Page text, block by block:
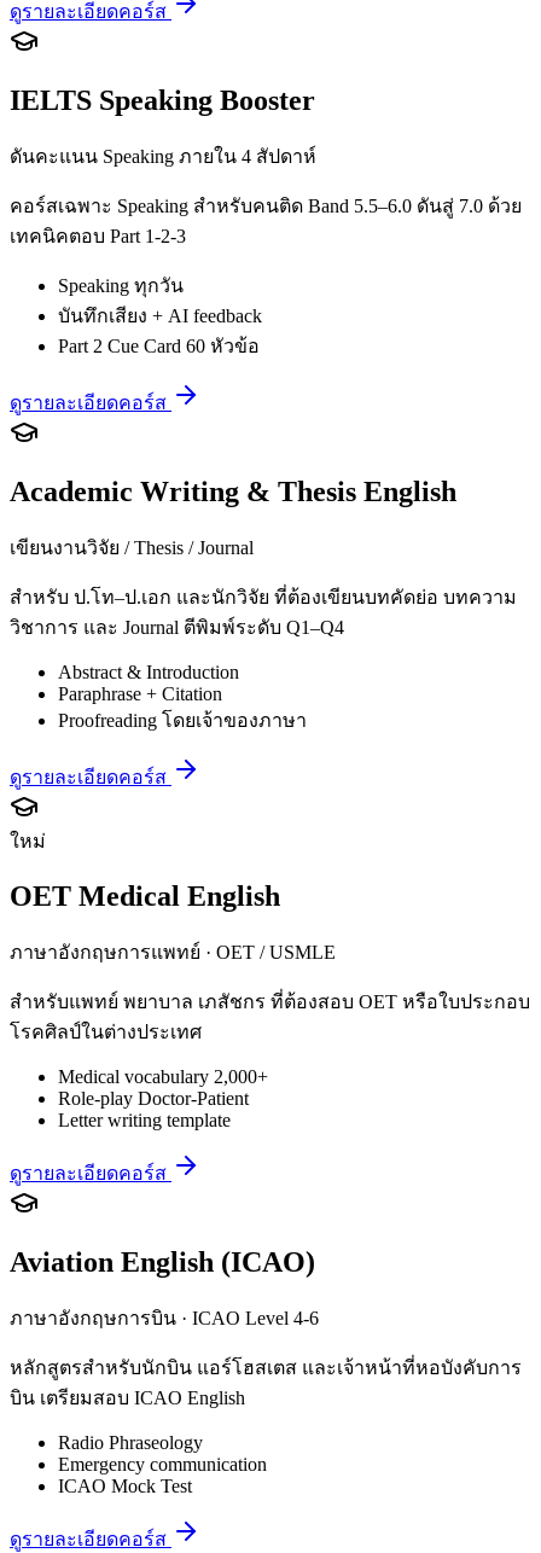
ดูรายละเอียดคอร์ส
IELTS Speaking Booster
ดันคะแนน Speaking ภายใน 4 สัปดาห์
คอร์สเฉพาะ Speaking สำหรับคนติด Band 5.5–6.0 ดันสู่ 7.0 ด้วย
เทคนิคตอบ Part 1-2-3
Speaking ทุกวัน
บันทึกเสียง + AI feedback
Part 2 Cue Card 60 หัวข้อ
ดูรายละเอียดคอร์ส
Academic Writing & Thesis English
เขียนงานวิจัย / Thesis / Journal
สำหรับ ป.โท–ป.เอก และนักวิจัย ที่ต้องเขียนบทคัดย่อ บทความ
วิชาการ และ Journal ตีพิมพ์ระดับ Q1–Q4
Abstract & Introduction
Paraphrase + Citation
Proofreading โดยเจ้าของภาษา
ดูรายละเอียดคอร์ส
ใหม่
OET Medical English
ภาษาอังกฤษการแพทย์ · OET / USMLE
สำหรับแพทย์ พยาบาล เภสัชกร ที่ต้องสอบ OET หรือใบประกอบ
โรคศิลป์ในต่างประเทศ
Medical vocabulary 2,000+
Role-play Doctor-Patient
Letter writing template
ดูรายละเอียดคอร์ส
Aviation English (ICAO)
ภาษาอังกฤษการบิน · ICAO Level 4-6
หลักสูตรสำหรับนักบิน แอร์โฮสเตส และเจ้าหน้าที่หอบังคับการ
บิน เตรียมสอบ ICAO English
Radio Phraseology
Emergency communication
ICAO Mock Test
ดูรายละเอียดคอร์ส